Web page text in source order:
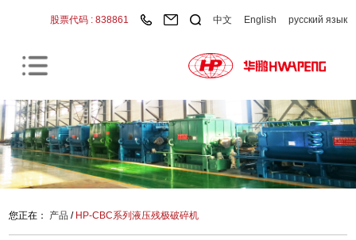
股票代码 : 838861 中文 English русский язык
您正在： 产品 / HP-CBC系列液压残极破碎机